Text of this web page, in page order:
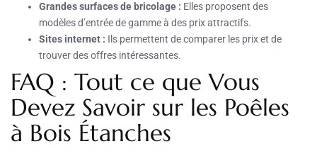
Grandes surfaces de bricolage : Elles proposent des
modèles d’entrée de gamme à des prix attractifs.
Sites internet : Ils permettent de comparer les prix et de
trouver des offres intéressantes.
FAQ : Tout ce que Vous
Devez Savoir sur les Poêles
à Bois Étanches